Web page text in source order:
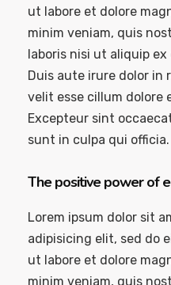
ut labore et dolore
minim veniam, quis
laboris nisi ut aliquip
Duis aute irure dolor
velit esse cillum dolore
Excepteur sint
sunt in culpa qui officia.
The positive power of
Lorem ipsum dolor sit
adipisicing elit, sed do
ut labore et dolore
minim veniam, quis